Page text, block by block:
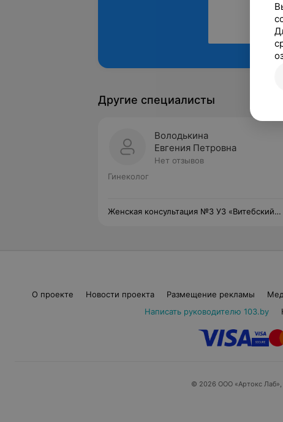
Другие специалисты
Володькина
Евгения Петровна
Нет отзывов
Гинеколог
Женская консультация №3 УЗ «Витебский
О проекте Новости проекта Размещение рекламы
Написать руководителю 103.by
© 2026 ООО «Артокс